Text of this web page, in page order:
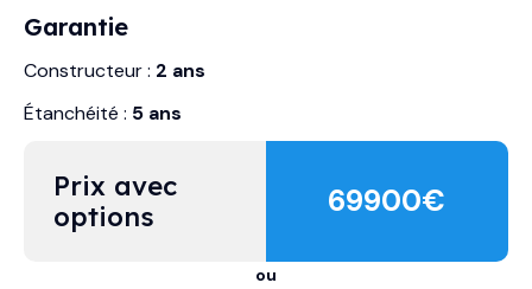
Garantie
Constructeur : 2 ans
Étanchéité : 5 ans
Prix avec
options
69900€
ou